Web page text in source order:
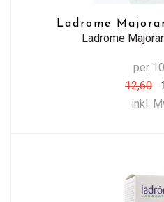
Ladrome
Ladrome
per
12,60
inkl.